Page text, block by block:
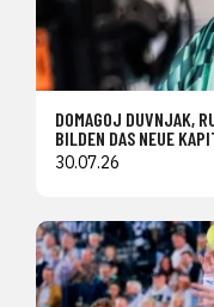
DOMAGOJ DUVNJAK,
BILDEN DAS NEUE
30.07.26